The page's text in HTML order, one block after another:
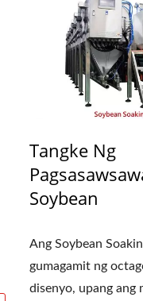
Tangke Ng
Soybean
Ang Soybean
gumagamit ng
disenyo, upang ang